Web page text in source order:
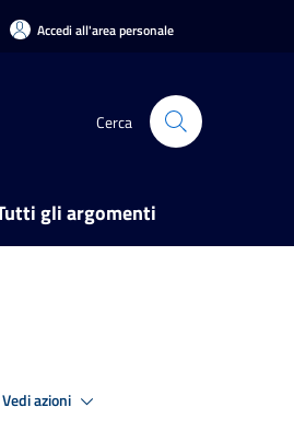
Accedi all'area personale
Cerca
gli argomenti
Vedi azioni